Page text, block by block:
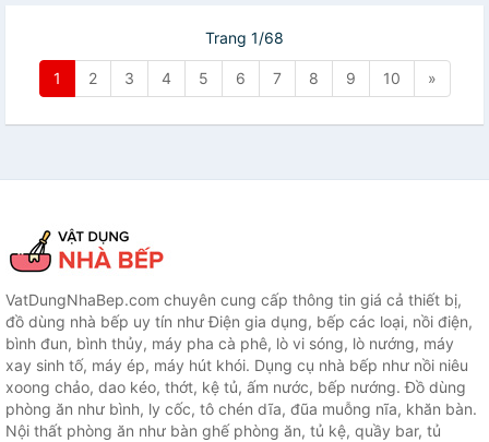
Trang 1/68
1 2 3 4 5 6 7 8 9 10 »
VatDungNhaBep.com chuyên cung cấp thông tin giá cả thiết bị,
đồ dùng nhà bếp uy tín như Điện gia dụng, bếp các loại, nồi điện,
bình đun, bình thủy, máy pha cà phê, lò vi sóng, lò nướng, máy
xay sinh tố, máy ép, máy hút khói. Dụng cụ nhà bếp như nồi niêu
xoong chảo, dao kéo, thớt, kệ tủ, ấm nước, bếp nướng. Đồ dùng
phòng ăn như bình, ly cốc, tô chén dĩa, đũa muỗng nĩa, khăn bàn.
Nội thất phòng ăn như bàn ghế phòng ăn, tủ kệ, quầy bar, tủ